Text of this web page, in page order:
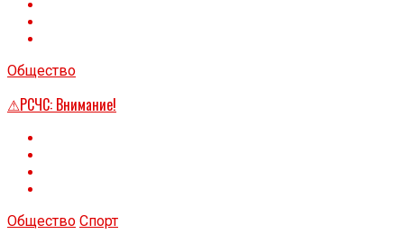
Общество
⚠РСЧС: Внимание!
Общество Спорт